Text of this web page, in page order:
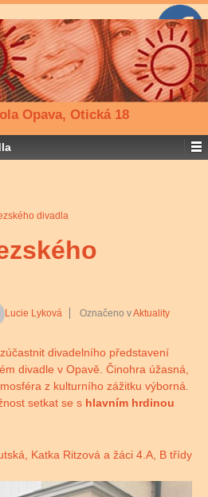
Opava, Otická 18
divadla
Lucie Lyková Označeno vAktuality
divadelního představení
divadle v Opavě. Činohra úžasná,
z kulturního zážitku výborná.
setkat se s hlavním hrdinou
Katka Ritzová a žáci 4.A, B třídy